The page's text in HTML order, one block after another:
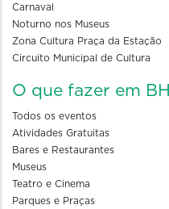
Carnaval
Noturno nos Museus
Zona Cultura Praça da Estação
Circuito Municipal de Cultura
O que fazer em BH
Todos os eventos
Atividades Gratuitas
Bares e Restaurantes
Museus
Teatro e Cinema
Parques e Praças